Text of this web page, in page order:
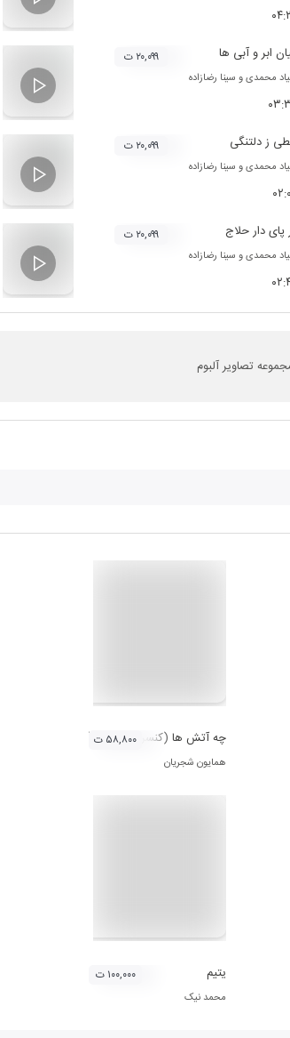
ابر و آبی ها
محمدیو سینا رضازاده
۲۰,۰۹۹ ت
ز دلتنگی
محمدیو سینا رضازاده
۲۰,۰۹۹ ت
پای دار حلاج
محمدیو سینا رضازاده
۲۰,۰۹۹ ت
تصاویر آلبوم
چه آتش ها (کنسرت تصویری)
همایون شجریان
۵۸,۸۰۰ ت
یتیم
محمد نیک
۱۰۰,۰۰۰ ت